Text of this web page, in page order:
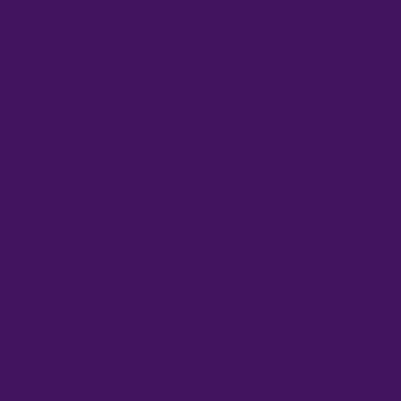
Met een
Verschil
Heeft u hulp
Dit kan
wordt
uw
Voorbeelden